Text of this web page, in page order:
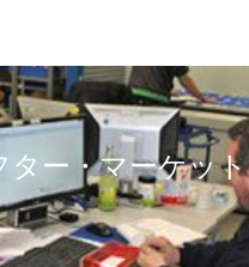
ター・マーケット